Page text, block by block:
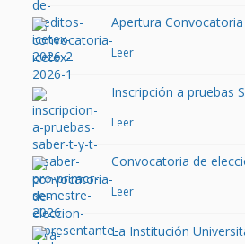
Apertura Convocatoria
Leer
Inscripción a pruebas
Leer
Convocatoria de
Leer
La Institución